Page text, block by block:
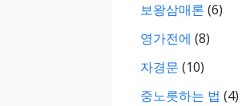
보왕삼매론 (6)
영가전에 (8)
자경문 (10)
중노릇하는 법 (4)